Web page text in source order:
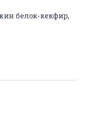
белок-кекфир,